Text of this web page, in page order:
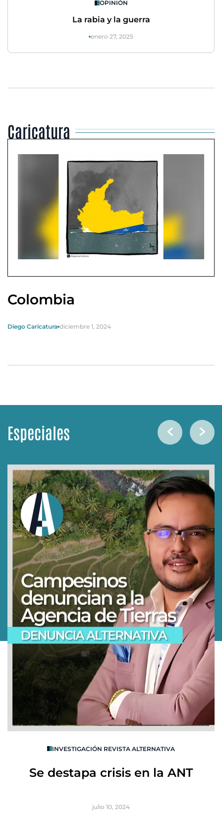
OPINIÓN
La rabia y la guerra
enero 27, 2025
Caricatura
Colombia
Diego Caricatura diciembre 1, 2024
Especiales
INVESTIGACIÓN REVISTA ALTERNATIVA
Se destapa crisis en la ANT
julio 10, 2024